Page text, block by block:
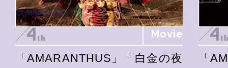
Movie
「AMARANTHUS」「白金の夜
「